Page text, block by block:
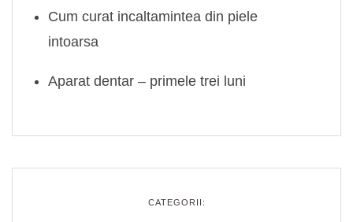
Cum curat incaltamintea din piele
intoarsa
Aparat dentar – primele trei luni
CATEGORII: